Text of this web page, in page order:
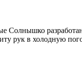
Солнышко
рук в холодную